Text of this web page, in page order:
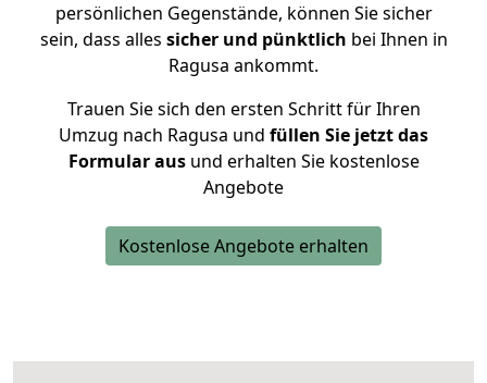
persönlichen Gegenstände, können Sie sicher
sein, dass alles sicher und pünktlich bei Ihnen in
Ragusa ankommt.
Trauen Sie sich den ersten Schritt für Ihren
Umzug nach Ragusa und füllen Sie jetzt das
Formular ausund erhalten Sie kostenlose
Angebote
Kostenlose Angebote erhalten